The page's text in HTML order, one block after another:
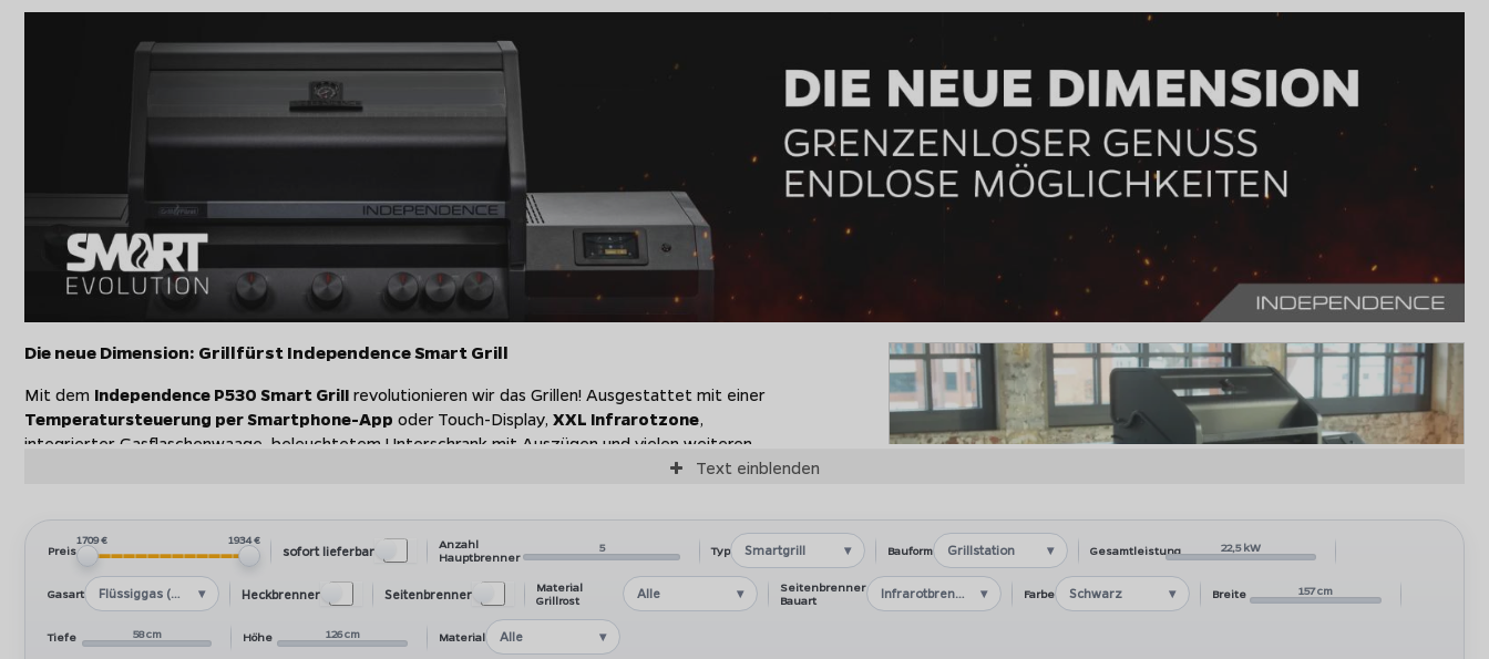
Die neue Dimension: Grillfürst Independence Smart Grill
Mit dem Independence P530 Smart Grill revolutionieren wir das Grillen! Ausgestattet mit einer
Temperatursteuerung per Smartphone-App oder Touch-Display,XXL Infrarotzone,
integrierter Gasflaschenwaage, beleuchtetem Unterschrank mit Auszügen und vielen weiteren
überragenden Features, bieten wir mit dem Independence Smart Grill eine Ausstattung die
Die neue Dimension des Grillens
ist nicht nur smarter, sondern steckt voller genialer
Weiterentwicklungen!
Grillfürst Independence P530 Smart Grill mit Highlights der Extraklasse:
Grillfürst Independence: Der Smart Grill 2.0
mit einzigartigem Design und brandneuen
Text einblenden
Preis
1709 € 1934 €
sofort lieferbar
Anzahl
Hauptbrenner
5 Typ Smartgrill Bauform Grillstation Gesamtleistung 22,5 kW
Gasart Flüssiggas (LPG) Heckbrenner Seitenbrenner
Material
Grillrost
Alle
Seitenbrenner
Bauart
Infrarotbrenner Farbe Schwarz Breite 157 cm
Tiefe 58 cm Höhe 126 cm Material Alle